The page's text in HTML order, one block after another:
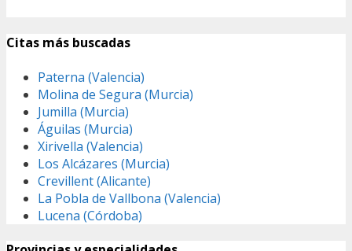
Citas más buscadas
Paterna (Valencia)
Molina de Segura (Murcia)
Jumilla (Murcia)
Águilas (Murcia)
Xirivella (Valencia)
Los Alcázares (Murcia)
Crevillent (Alicante)
La Pobla de Vallbona (Valencia)
Lucena (Córdoba)